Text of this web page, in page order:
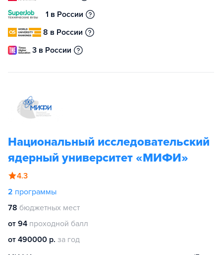
1 в России
8 в России
3 в России
Национальный исследовательский
ядерный университет «МИФИ»
4.3
2 программы
78 бюджетных мест
от 94 проходной балл
от 490000 р. за год